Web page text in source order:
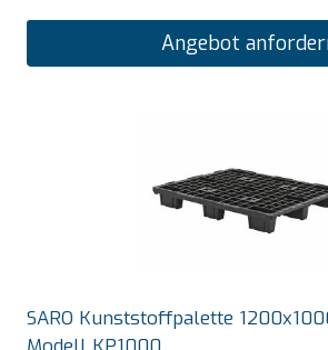
Angebot
SARO Kunststoffpalette